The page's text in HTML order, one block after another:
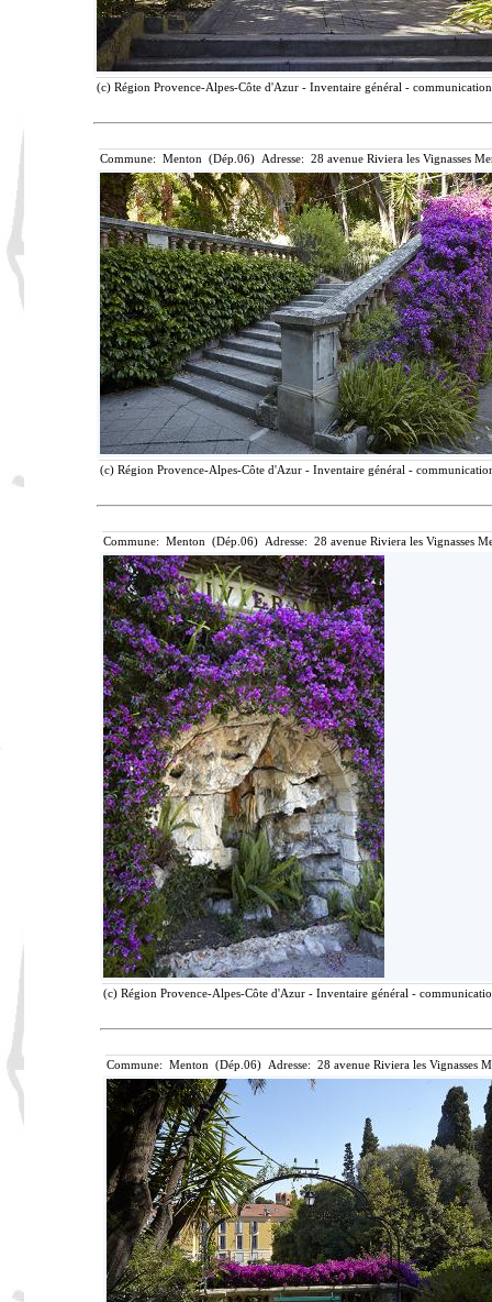
(c) Région Provence-Alpes-Côte d'Azur - Inventaire général -
Commune: Menton (Dép.06) Adresse: 28 avenue Riviera les Vignasses
(c) Région Provence-Alpes-Côte d'Azur - Inventaire général -
Commune: Menton (Dép.06) Adresse: 28 avenue Riviera les Vignasses
(c) Région Provence-Alpes-Côte d'Azur - Inventaire général -
Commune: Menton (Dép.06) Adresse: 28 avenue Riviera les Vignasses